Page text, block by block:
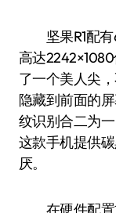
坚果R1配有
高达
了一个美人尖
隐藏到前面的
纹识别合二为
这款手机提供
厌。